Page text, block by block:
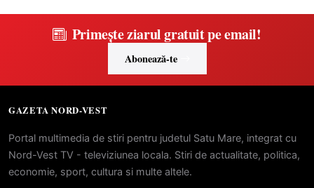
Primește ziarul gratuit pe email!
Abonează-te
GAZETA NORD-VEST
Portal multimedia de stiri pentru judetul Satu Mare, integrat cu
Nord-Vest TV - televiziunea locala. Stiri de actualitate, politica,
economie, sport, cultura si multe altele.